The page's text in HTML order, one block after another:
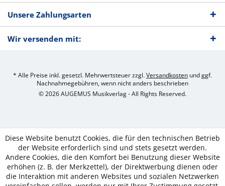
Unsere Zahlungsarten
Wir versenden mit:
* Alle Preise inkl. gesetzl. Mehrwertsteuer zzgl.Versandkosten und ggf.
Nachnahmegebühren, wenn nicht anders beschrieben
© 2026 AUGEMUS Musikverlag - All Rights Reserved.
Diese Website benutzt Cookies, die für den technischen Betrieb
der Website erforderlich sind und stets gesetzt werden.
Andere Cookies, die den Komfort bei Benutzung dieser Website
erhöhen (z. B. der Merkzettel), der Direktwerbung dienen oder
die Interaktion mit anderen Websites und sozialen Netzwerken